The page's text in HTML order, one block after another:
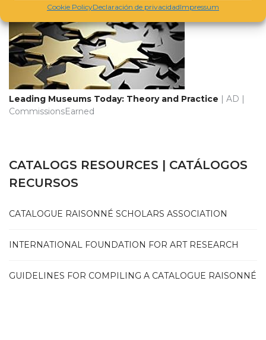
Cookie PolicyDeclaración de privacidadImpressum
Leading Museums Today: Theory and Practice | AD |
CommissionsEarned
CATALOGS RESOURCES | CATÁLOGOS
RECURSOS
CATALOGUE RAISONNÉ SCHOLARS ASSOCIATION
INTERNATIONAL FOUNDATION FOR ART RESEARCH
GUIDELINES FOR COMPILING A CATALOGUE RAISONNÉ